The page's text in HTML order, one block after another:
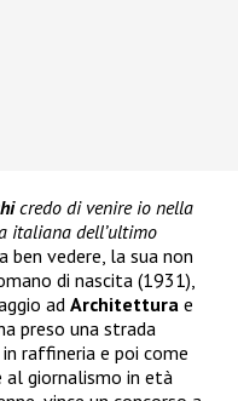
credo di venire io nella
italiana dell’ultimo
a ben vedere, la sua non
di nascita (1931),
ad Architettura e
preso una strada
raffineria e poi come
al giornalismo in età